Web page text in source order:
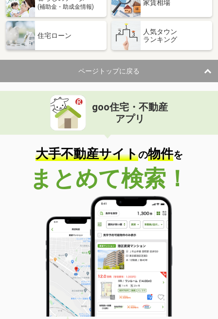
(補助金・助成金情報)
家賃相場
住宅ローン
人気タウン
ランキング
ページトップに戻る
goo住宅・不動産
アプリ
大手不動産サイトの物件を
まとめて検索！